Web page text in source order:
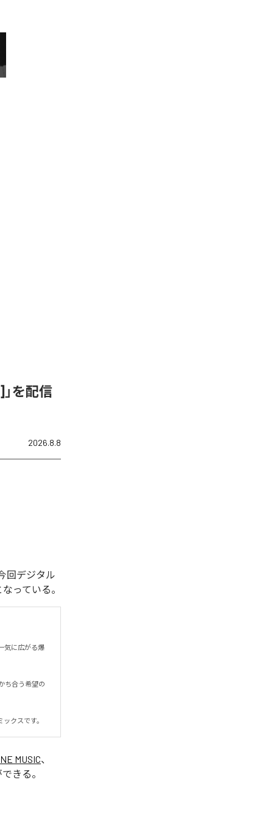
を配信
2026.8.8
回デジタル
っている。
気に広がる爆
ち合う希望の
クスです。
MUSIC、
きる。